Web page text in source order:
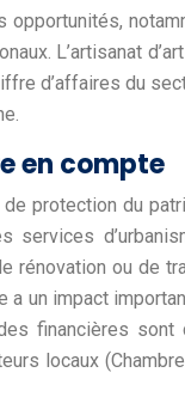
L’artisanat
d’affaires du
en compte
de protection du
services
ou de
un impact
financières
locaux